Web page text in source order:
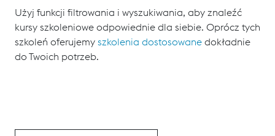
Użyj funkcji filtrowania i wyszukiwania, aby znaleźć
kursy szkoleniowe odpowiednie dla siebie. Oprócz tych
szkoleń oferujemy szkolenia dostosowane dokładnie
do Twoich potrzeb.